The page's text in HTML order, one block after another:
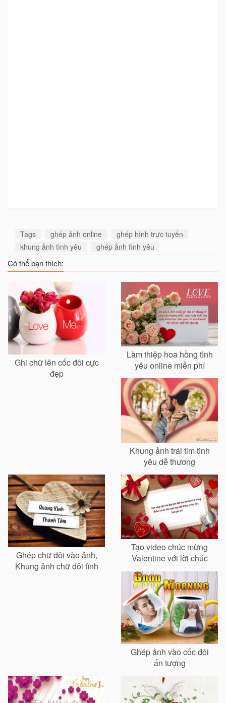
Tags ghép ảnh online
ghép hình trực tuyến
khung ảnh tình yêu
ghép ảnh tình yêu
Có thể bạn thích:
Ghi chữ lên cốc đôi cực
đẹp
Làm thiệp hoa hồng tình
yêu online miễn phí
Khung ảnh trái tim tình
yêu dễ thương
Ghép chữ đôi vào ảnh,
Khung ảnh chữ đôi tình
Tạo video chúc mừng
Valentine với lời chúc
Ghép ảnh vào cốc đôi
ấn tượng